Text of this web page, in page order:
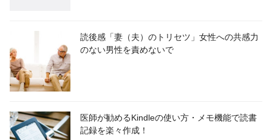
読後感「妻（夫）のトリセツ」女性への共感力
のない男性を責めないで
医師が勧めるKindleの使い方・メモ機能で読書
記録を楽々作成！